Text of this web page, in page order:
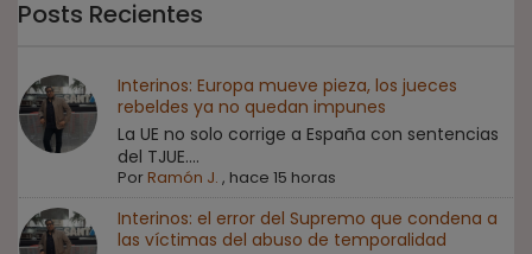
Posts Recientes
Interinos: Europa mueve pieza, los jueces
rebeldes ya no quedan impunes
La UE no solo corrige a España con sentencias
del TJUE....
Por Ramón J. , hace 15 horas
Interinos: el error del Supremo que condena a
las víctimas del abuso de temporalidad